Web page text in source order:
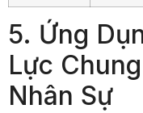
5. Ứng
Lực
Nhân Sự